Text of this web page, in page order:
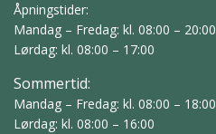
Åpningstider:
Mandag – Fredag: kl. 08:00 – 20:00
Lørdag: kl. 08:00 – 17:00
Sommertid:
Mandag – Fredag: kl. 08:00 – 18:00
Lørdag: kl. 08:00 – 16:00